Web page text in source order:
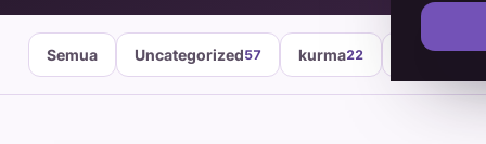
Semua Uncategorized57 kurma22 healthy